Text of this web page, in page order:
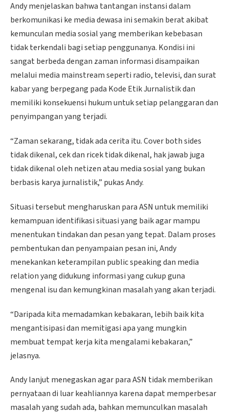
Andy menjelaskan bahwa tantangan instansi dalam
berkomunikasi ke media dewasa ini semakin berat akibat
kemunculan media sosial yang memberikan kebebasan
tidak terkendali bagi setiap penggunanya. Kondisi ini
sangat berbeda dengan zaman informasi disampaikan
melalui media mainstream seperti radio, televisi, dan surat
kabar yang berpegang pada Kode Etik Jurnalistik dan
memiliki konsekuensi hukum untuk setiap pelanggaran dan
penyimpangan yang terjadi.
“Zaman sekarang, tidak ada cerita itu. Cover both sides
tidak dikenal, cek dan ricek tidak dikenal, hak jawab juga
tidak dikenal oleh netizen atau media sosial yang bukan
berbasis karya jurnalistik,” pukas Andy.
Situasi tersebut mengharuskan para ASN untuk memiliki
kemampuan identifikasi situasi yang baik agar mampu
menentukan tindakan dan pesan yang tepat. Dalam proses
pembentukan dan penyampaian pesan ini, Andy
menekankan keterampilan public speaking dan media
relation yang didukung informasi yang cukup guna
mengenal isu dan kemungkinan masalah yang akan terjadi.
“Daripada kita memadamkan kebakaran, lebih baik kita
mengantisipasi dan memitigasi apa yang mungkin
membuat tempat kerja kita mengalami kebakaran,”
jelasnya.
Andy lanjut menegaskan agar para ASN tidak memberikan
pernyataan di luar keahliannya karena dapat memperbesar
masalah yang sudah ada, bahkan memunculkan masalah